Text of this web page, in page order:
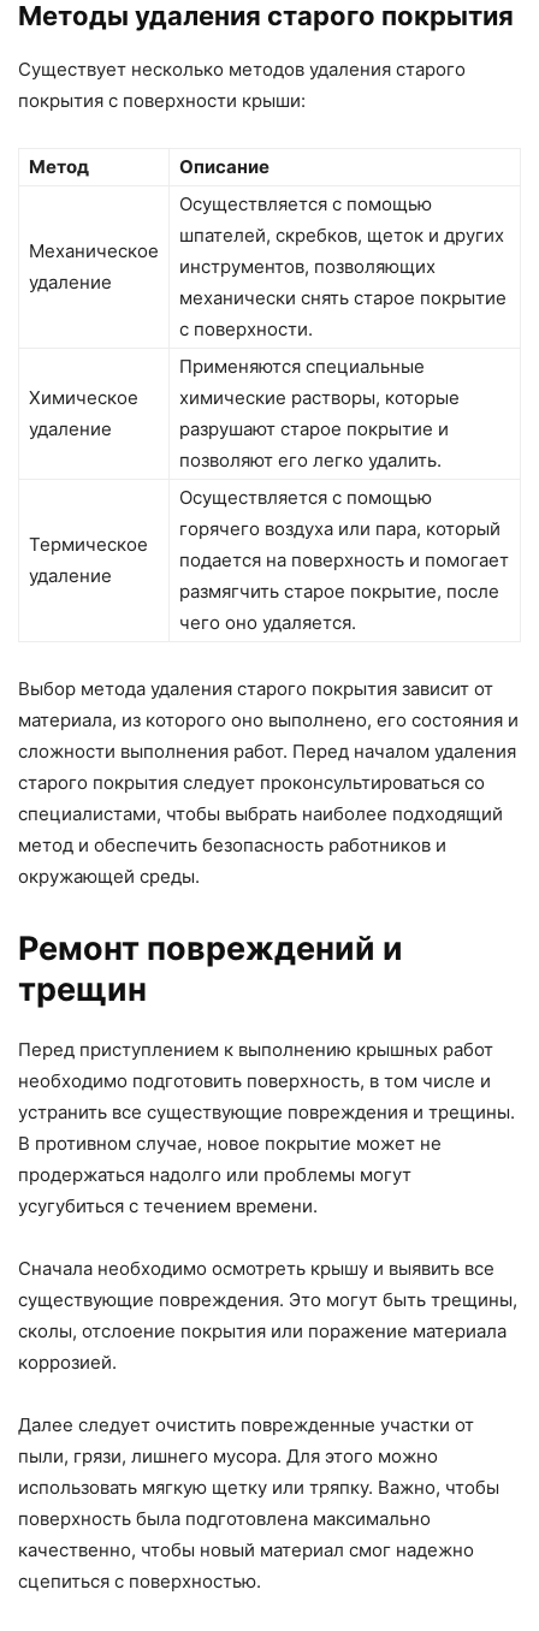
Методы удаления старого покрытия
Существует несколько методов удаления старого
покрытия с поверхности крыши:
Метод Описание
Механическое
удаление
Осуществляется с помощью
шпателей, скребков, щеток и других
инструментов, позволяющих
механически снять старое покрытие
с поверхности.
Химическое
удаление
Применяются специальные
химические растворы, которые
разрушают старое покрытие и
позволяют его легко удалить.
Термическое
удаление
Осуществляется с помощью
горячего воздуха или пара, который
подается на поверхность и помогает
размягчить старое покрытие, после
чего оно удаляется.
Выбор метода удаления старого покрытия зависит от
материала, из которого оно выполнено, его состояния и
сложности выполнения работ. Перед началом удаления
старого покрытия следует проконсультироваться со
специалистами, чтобы выбрать наиболее подходящий
метод и обеспечить безопасность работников и
окружающей среды.
Ремонт повреждений и
трещин
Перед приступлением к выполнению крышных работ
необходимо подготовить поверхность, в том числе и
устранить все существующие повреждения и трещины.
В противном случае, новое покрытие может не
продержаться надолго или проблемы могут
усугубиться с течением времени.
Сначала необходимо осмотреть крышу и выявить все
существующие повреждения. Это могут быть трещины,
сколы, отслоение покрытия или поражение материала
коррозией.
Далее следует очистить поврежденные участки от
пыли, грязи, лишнего мусора. Для этого можно
использовать мягкую щетку или тряпку. Важно, чтобы
поверхность была подготовлена максимально
качественно, чтобы новый материал смог надежно
сцепиться с поверхностью.